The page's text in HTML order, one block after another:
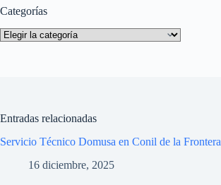
Categorías
Categorías
Entradas relacionadas
Servicio Técnico Domusa en Conil de la Frontera
16 diciembre, 2025